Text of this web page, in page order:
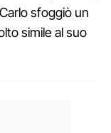
sfoggiò un
simile al suo